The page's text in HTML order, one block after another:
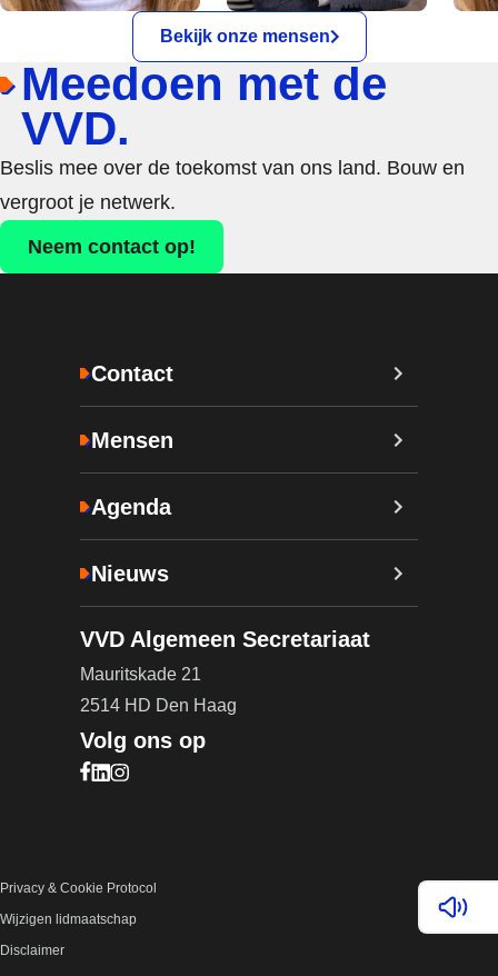
Bekijk onze mensen
Lees
Meedoen met de
VVD.
Beslis mee over de toekomst van ons land. Bouw en
vergroot je netwerk.
Neem contact op!
Contact
Mensen
Agenda
Nieuws
VVD Algemeen Secretariaat
Mauritskade 21
2514 HD Den Haag
Volg ons op
Bezoek onze Facebook pagina (opent in nieuw
Bezoek onze LinkedIn pagina (opent in nieuw
Bezoek onze Instagram pagina (opent in
Privacy & Cookie Protocol
Wijzigen lidmaatschap
Disclaimer